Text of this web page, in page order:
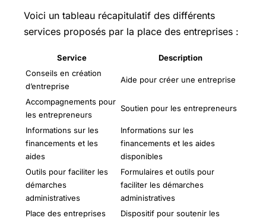
Voici un tableau récapitulatif des différents
services proposés par la place des entreprises :
Service
Description
Conseils en création
d’entreprise
Aide pour créer une entreprise
Accompagnements pour
les entrepreneurs
Soutien pour les entrepreneurs
Informations sur les
financements et les
aides
Informations sur les
financements et les aides
disponibles
Outils pour faciliter les
démarches
administratives
Formulaires et outils pour
faciliter les démarches
administratives
Place des entreprises
Dispositif pour soutenir les